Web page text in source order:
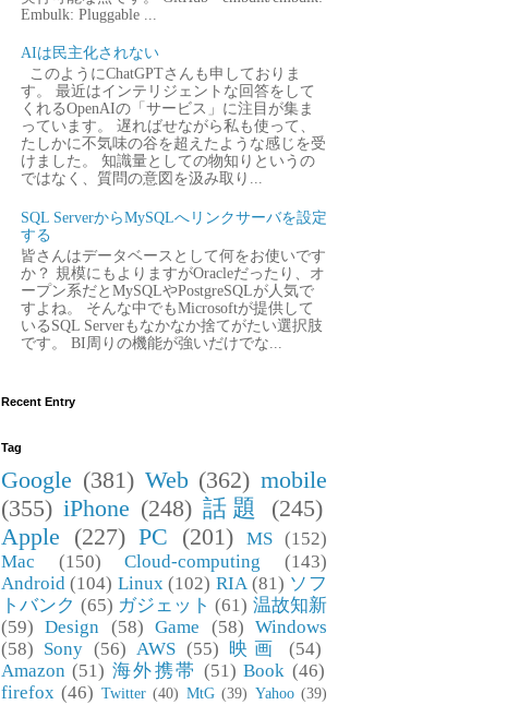
Embulk: Pluggable ...
AIは民主化されない
このようにChatGPTさんも申しておりま
す。 最近はインテリジェントな回答をして
くれるOpenAIの「サービス」に注目が集ま
っています。 遅ればせながら私も使って、
たしかに不気味の谷を超えたような感じを受
けました。 知識量としての物知りというの
ではなく、質問の意図を汲み取り...
SQL ServerからMySQLへリンクサーバを設定
する
皆さんはデータベースとして何をお使いです
か？ 規模にもよりますがOracleだったり、オ
ープン系だとMySQLやPostgreSQLが人気で
すよね。 そんな中でもMicrosoftが提供して
いるSQL Serverもなかなか捨てがたい選択肢
です。 BI周りの機能が強いだけでな...
Recent Entry
Tag
Google (381) Web (362) mobile
(355) iPhone (248) 話題
(245)
Apple (227) PC (201) MS (152)
Mac
(150) Cloud-computing
(143)
Android (104) Linux (102) RIA (81) ソフ
トバンク (65) ガジェット (61) 温故知新
(59)
Design (58) Game (58) Windows
(58) Sony (56) AWS (55) 映画
(54)
Amazon (51) 海外携帯 (51) Book (46)
firefox (46) Twitter (40) MtG (39) Yahoo (39)